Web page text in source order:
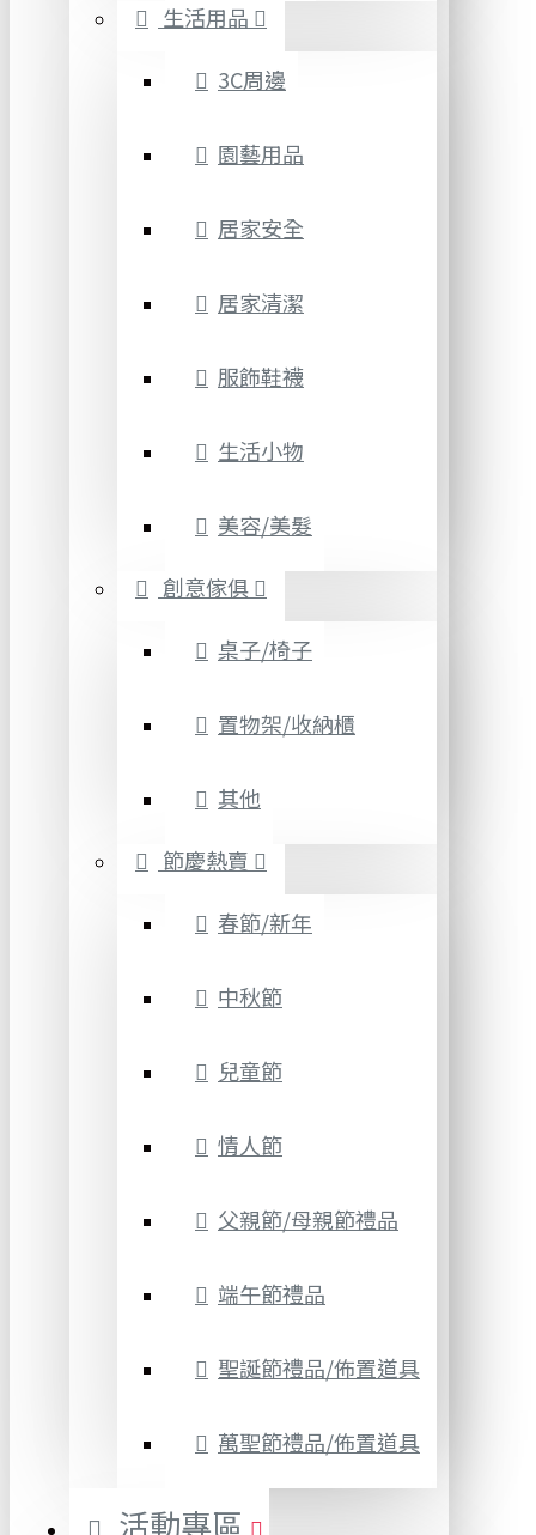
生活用品
3C周邊
園藝用品
居家安全
居家清潔
服飾鞋襪
生活小物
美容/美髮
創意傢俱
桌子/椅子
置物架/收納櫃
其他
節慶熱賣
春節/新年
中秋節
兒童節
情人節
父親節/母親節禮品
端午節禮品
聖誕節禮品/佈置道具
萬聖節禮品/佈置道具
活動專區